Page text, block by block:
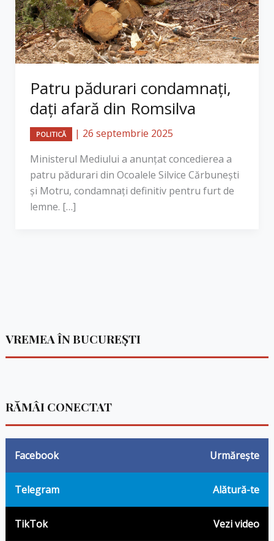
Patru pădurari condamnați,
dați afară din Romsilva
POLITICĂ | 26 septembrie 2025
Ministerul Mediului a anunțat concedierea a
patru pădurari din Ocoalele Silvice Cărbunești
și Motru, condamnați definitiv pentru furt de
lemne. […]
VREMEA ÎN BUCUREȘTI
RĂMÂI CONECTAT
Facebook Urmărește
Telegram Alătură-te
TikTok Vezi video